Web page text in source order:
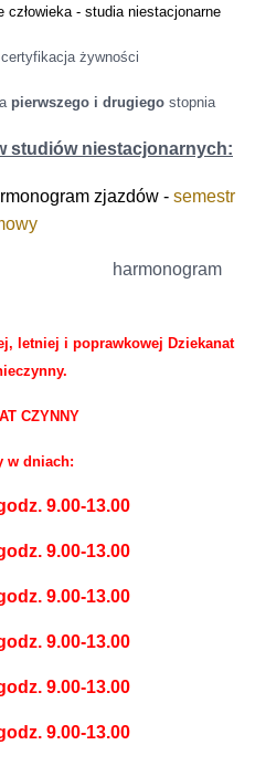
- studia niestacjonarne
żywności
pierwszego i drugiegostopnia
studiów niestacjonarnych:
zjazdów - semestr
harmonogram
letniej i poprawkowej Dziekanat
CZYNNY
w dniach:
9.00-13.00
9.00-13.00
9.00-13.00
9.00-13.00
9.00-13.00
9.00-13.00